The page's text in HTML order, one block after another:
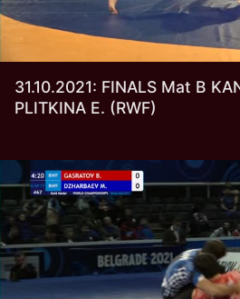
31.10.2021: FINALS Mat B
PLITKINA E. (RWF)